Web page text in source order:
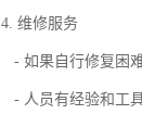
4. 维修服务
- 如果自行修复困
- 人员有经验和工